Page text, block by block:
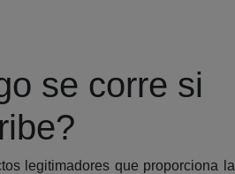
se corre si
legitimadores que proporciona la